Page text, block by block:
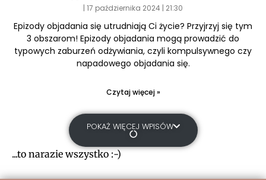
17 października 2024 21:30
Epizody objadania się utrudniają Ci życie? Przyjrzyj się tym
3 obszarom! Epizody objadania mogą prowadzić do
typowych zaburzeń odżywiania, czyli kompulsywnego czy
napadowego objadania się.
Czytaj więcej »
POKAŻ WIĘCEJ WPISÓW
...to narazie wszystko :-)